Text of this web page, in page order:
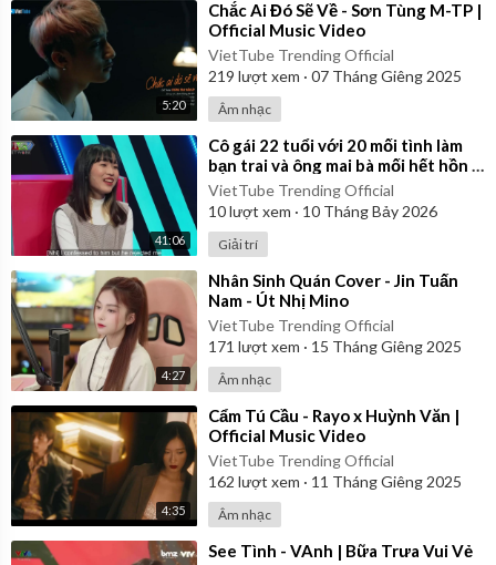
5:20
⁣Chắc Ai Đó Sẽ Về - Sơn Tùng M-TP |
Official Music Video
VietTube Trending Official
219 lượt xem · 07 Tháng Giêng 2025
Âm nhạc
41:06
⁣Cô gái 22 tuổi với 20 mối tình làm
bạn trai và ông mai bà mối hết hồn |
Ghép Đôi Thần Tốc
VietTube Trending Official
10lượt xem · 10 Tháng Bảy 2026
Giải trí
4:27
⁣Nhân Sinh Quán Cover - Jin Tuấn
Nam - Út Nhị Mino
VietTube Trending Official
171 lượt xem · 15 Tháng Giêng 2025
Âm nhạc
4:35
⁣Cẩm Tú Cầu - Rayo x Huỳnh Văn |
Official Music Video
VietTube Trending Official
162 lượt xem · 11 Tháng Giêng 2025
Âm nhạc
⁣See Tình - VAnh | Bữa Trưa Vui Vẻ